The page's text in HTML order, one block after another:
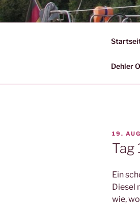
Zum
Inhalt
Dehler
AM
19.
Tag
Ein
Diesel
wie,